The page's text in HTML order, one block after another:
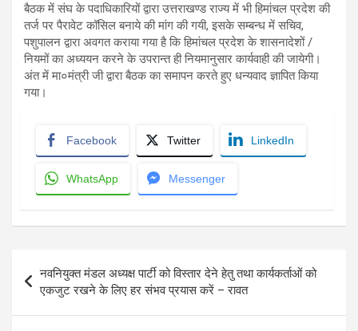
बैठक में संघ के पदाधिकारियों द्वारा उत्तराखण्ड राज्य में भी हिमांचल प्रदेश की
तर्ज पर पैरावेट कॉसिल बनाये की मांग की गयी, इसके सम्बन्ध में सचिव,
पशुपालन द्वारा अवगत कराया गया है कि हिमांचल प्रदेश के शासनादेशों /
नियमों का अध्ययन करने के उपरान्त ही नियमानुसार कार्यवाही की जायेगी।
अंत में मा०मंत्री जी द्वारा बैठक का समापन करते हुए धन्यवाद ज्ञापित किया
गया।
Facebook Twitter LinkedIn
WhatsApp Messenger
navigation
नवनियुक्त मंडल अध्यक्ष पार्टी को विस्तार देने हेतु तथा कार्यकर्ताओं को
एकजुट रखने के लिए हर संभव प्रयास करें – रावत